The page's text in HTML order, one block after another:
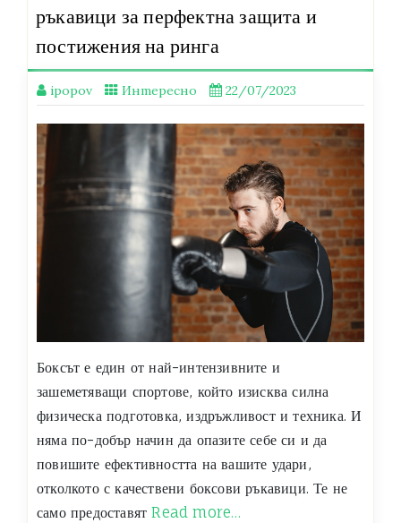
ръкавици за перфектна защита и
постижения на ринга
ipopov Интересно 22/07/2023
Боксът е един от най-интензивните и
зашеметяващи спортове, който изисква силна
физическа подготовка, издръжливост и техника. И
няма по-добър начин да опазите себе си и да
повишите ефективността на вашите удари,
отколкото с качествени боксови ръкавици. Те не
само предоставятRead more…